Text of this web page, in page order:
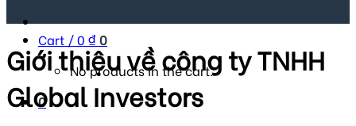
Cart /0 ₫0
No products in the cart.
0
Giới thiệu về công ty TNHH
Global Investors